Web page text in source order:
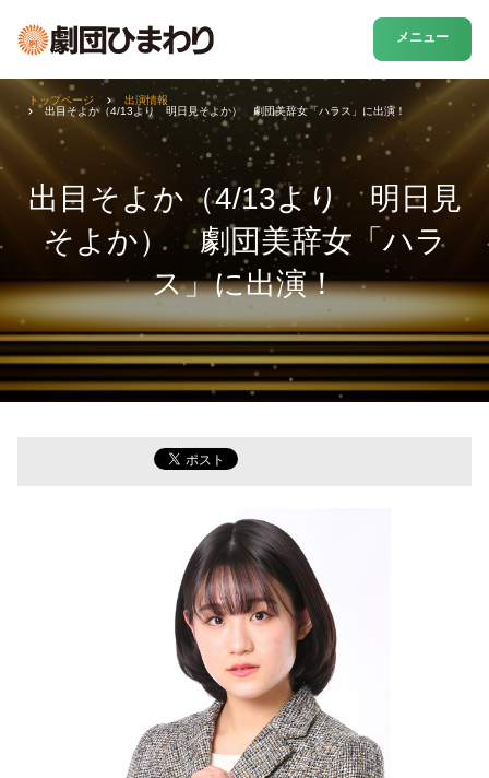
メニュー
出目そよか（4/13より 明日見
そよか） 劇団美辞女「ハラ
ス」に出演！
トップページ
出演情報
出目そよか（4/13より 明日見そよか） 劇団美辞女「ハラス」に出演！